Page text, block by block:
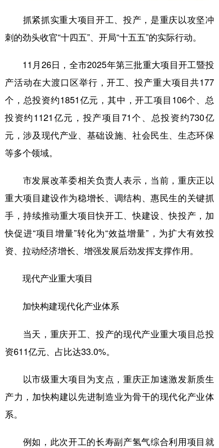
抓紧抓实重大项目开工、投产，是重庆以攻坚冲
刺的劲头收官“十四五”、开局“十五五”的实际行动。
11月26日，全市2025年第三批重大项目开工暨投
产活动在大渡口区举行，开工、投产重大项目共177
个，总投资约1851亿元，其中，开工项目106个、总
投资约1121亿元，投产项目71个、总投资约730亿
元，涉及现代产业、基础设施、社会民生、生态环保
等多个领域。
市发展改革委相关负责人表示，当前，重庆正以
重大项目建设作为稳增长、调结构、惠民生的关键抓
手，持续推动重大项目快开工、快建设、快投产，加
快促进“项目增量”转化为“效益增量”，为扩大有效投
资、拉动经济增长、增强发展后劲发挥支撑作用。
现代产业重大项目
加快构建现代化产业体系
当天，重庆开工、投产的现代产业重大项目总投
资611亿元、占比达33.0%。
以市级重大项目为支点，重庆正加速激发新质生
产力，加快构建以先进制造业为骨干的现代化产业体
系。
例如，此次开工的长寿副产氢气综合利用项目就